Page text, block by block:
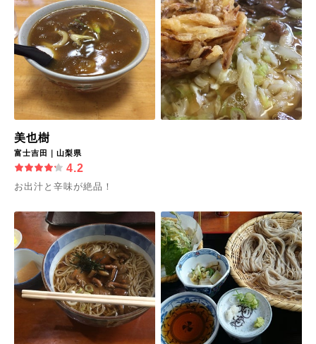
美也樹
富士吉田｜山梨県
4.2
お出汁と辛味が絶品！